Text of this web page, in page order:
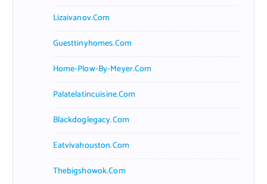
Lizaivanov.com
Guesttinyhomes.com
Home-Plow-By-Meyer.com
Palatelatincuisine.com
Blackdoglegacy.com
Eatvivahouston.com
Thebigshowok.com